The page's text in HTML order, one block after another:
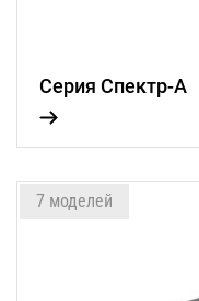
Серия Спектр-А
7 моделей